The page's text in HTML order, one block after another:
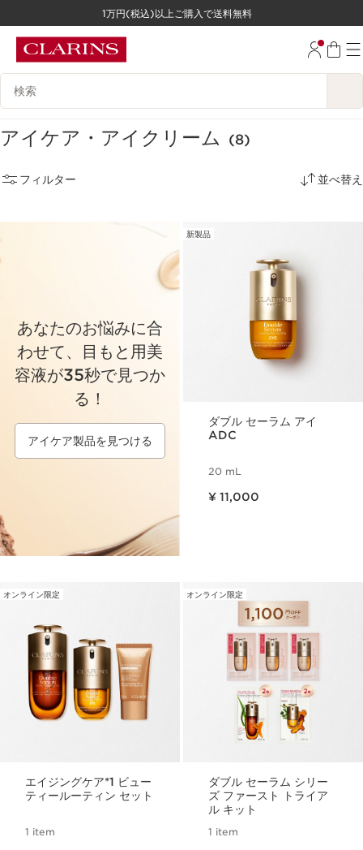
コンテンツへ移動
1万円(税込)以上ご購入で送料無料
検索候補
アイケア・アイクリーム (8)
フィルター 並べ替え
あなたのお悩みに合
わせて、目もと用美
容液が35秒で見つか
る！
アイケア製品を見つける
新製品
ダブル セーラム アイ
ADC
20 mL
¥ 11,000
オンライン限定
エイジングケア*1 ビュー
ティールーティン セット
1 item
オンライン限定
ダブル セーラム シリー
ズ ファースト トライア
ル キット
1 item